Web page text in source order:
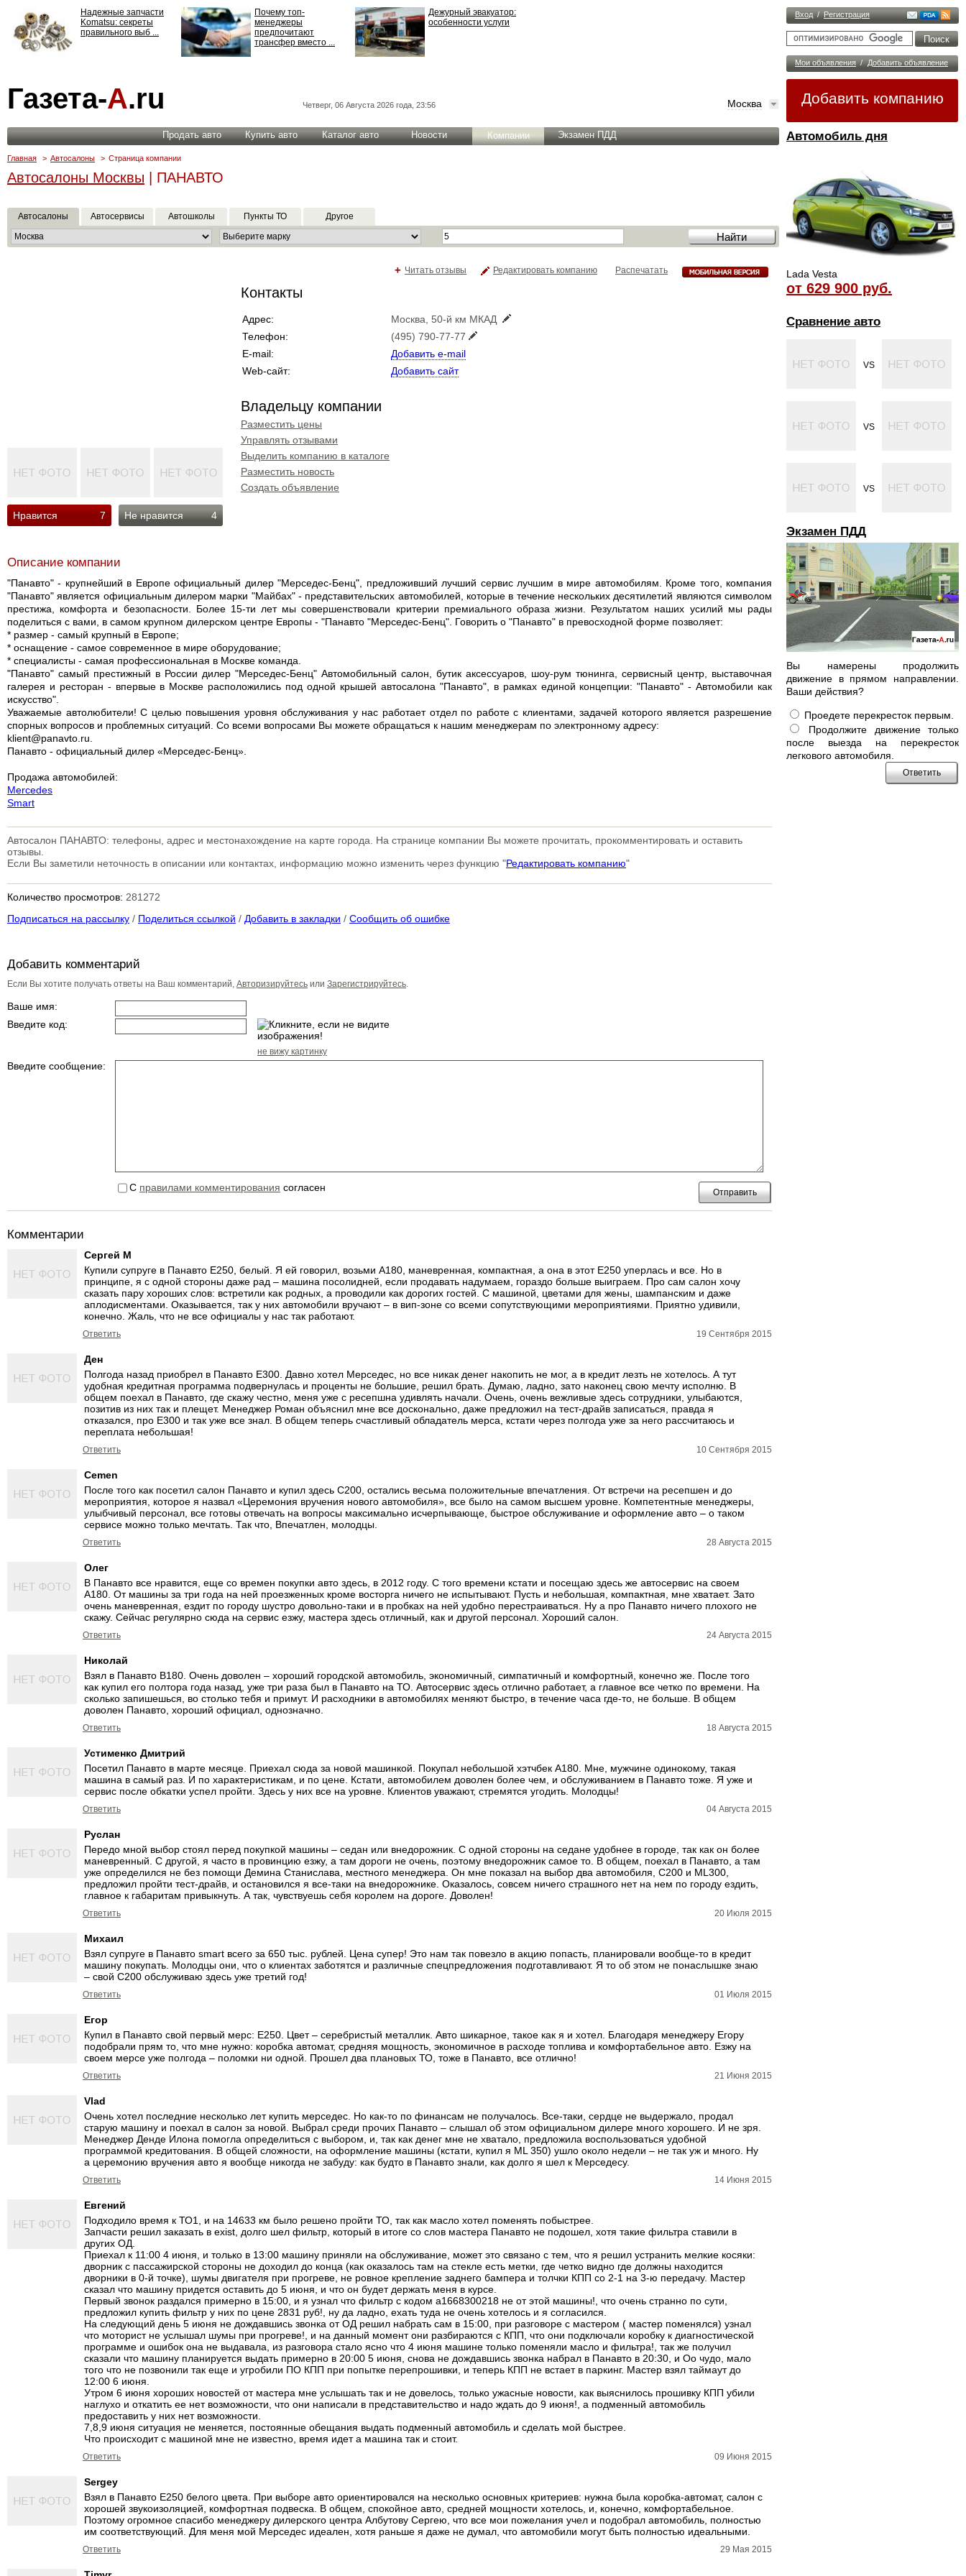
Вход / Регистрация
Мои объявления / Добавить объявление
Добавить компанию
Автомобиль дня
Lada Vesta
от 629 900 руб.
Сравнение авто
VS
VS
VS
Экзамен ПДД
Вы намерены продолжить
движение в прямом направлении.
Ваши действия?
Проедете перекресток первым.
Продолжите движение только
после выезда на перекресток
легкового автомобиля.
Надежные запчасти
Komatsu: секреты
правильного выб ...
Почему топ-
менеджеры
предпочитают
трансфер вместо ...
Дежурный эвакуатор:
особенности услуги
ответственности: все,
что нужно знать ...
Газета-А.ru Четверг, 06 Августа 2026 года, 23:56 Москва
Продать авто Купить авто Каталог авто Новости Компании Экзамен ПДД
Главная > Автосалоны > Страница компании
Автосалоны Москвы | ПАНАВТО
Автосалоны Автосервисы Автошколы Пункты ТО Другое
Распечатать
Редактировать компанию
+ Читать отзывы
Нравится 7 Не нравится 4
Контакты
Адрес:
Москва, 50-й км МКАД
Телефон:
(495) 790-77-77
E-mail:
Добавить e-mail
Web-сайт:
Добавить сайт
Владельцу компании
Разместить цены
Управлять отзывами
Выделить компанию в каталоге
Разместить новость
Создать объявление
Описание компании
"Панавто" - крупнейший в Европе официальный дилер "Мерседес-Бенц", предложивший лучший сервис лучшим в мире автомобилям. Кроме того, компания
"Панавто" является официальным дилером марки "Майбах" - представительских автомобилей, которые в течение нескольких десятилетий являются символом
престижа, комфорта и безопасности. Более 15-ти лет мы совершенствовали критерии премиального образа жизни. Результатом наших усилий мы рады
поделиться с вами, в самом крупном дилерском центре Европы - "Панавто "Мерседес-Бенц". Говорить о "Панавто" в превосходной форме позволяет:
* размер - самый крупный в Европе;
* оснащение - самое современное в мире оборудование;
* специалисты - самая профессиональная в Москве команда.
"Панавто" самый престижный в России дилер "Мерседес-Бенц" Автомобильный салон, бутик аксессуаров, шоу-рум тюнинга, сервисный центр, выставочная
галерея и ресторан - впервые в Москве расположились под одной крышей автосалона "Панавто", в рамках единой концепции: "Панавто" - Автомобили как
искусство".
Уважаемые автолюбители! С целью повышения уровня обслуживания у нас работает отдел по работе с клиентами, задачей которого является разрешение
спорных вопросов и проблемных ситуаций. Со всеми вопросами Вы можете обращаться к нашим менеджерам по электронному адресу:
klient@panavto.ru.
Панавто - официальный дилер «Мерседес-Бенц».
Продажа автомобилей:
Mercedes
Smart
Автосалон ПАНАВТО: телефоны, адрес и местонахождение на карте города. На странице компании Вы можете прочитать, прокомментировать и оставить
отзывы.
Если Вы заметили неточность в описании или контактах, информацию можно изменить через функцию "Редактировать компанию"
Количество просмотров: 281272
Подписаться на рассылку / Поделиться ссылкой / Добавить в закладки / Сообщить об ошибке
Добавить комментарий
Если Вы хотите получать ответы на Ваш комментарий, Авторизируйтесь или Зарегистрируйтесь.
Ваше имя:
Введите код:
не вижу картинку
Введите сообщение:
Отправить
С правилами комментирования согласен
Комментарии
Сергей М
Купили супруге в Панавто Е250, белый. Я ей говорил, возьми А180, маневренная, компактная, а она в этот Е250 уперлась и все. Но в
принципе, я с одной стороны даже рад – машина посолидней, если продавать надумаем, гораздо больше выиграем. Про сам салон хочу
сказать пару хороших слов: встретили как родных, а проводили как дорогих гостей. С машиной, цветами для жены, шампанским и даже
аплодисментами. Оказывается, так у них автомобили вручают – в вип-зоне со всеми сопутствующими мероприятиями. Приятно удивили,
конечно. Жаль, что не все официалы у нас так работают.
Ответить 19 Сентября 2015
Ден
Полгода назад приобрел в Панавто Е300. Давно хотел Мерседес, но все никак денег накопить не мог, а в кредит лезть не хотелось. А тут
удобная кредитная программа подвернулась и проценты не большие, решил брать. Думаю, ладно, зато наконец свою мечту исполню. В
общем поехал в Панавто, где скажу честно, меня уже с ресепшна удивлять начали. Очень, очень вежливые здесь сотрудники, улыбаются,
позитив из них так и плещет. Менеджер Роман объяснил мне все досконально, даже предложил на тест-драйв записаться, правда я
отказался, про Е300 и так уже все знал. В общем теперь счастливый обладатель мерса, кстати через полгода уже за него рассчитаюсь и
переплата небольшая!
Ответить 10 Сентября 2015
Cemen
После того как посетил салон Панавто и купил здесь С200, остались весьма положительные впечатления. От встречи на ресепшен и до
мероприятия, которое я назвал «Церемония вручения нового автомобиля», все было на самом высшем уровне. Компетентные менеджеры,
улыбчивый персонал, все готовы отвечать на вопросы максимально исчерпывающе, быстрое обслуживание и оформление авто – о таком
сервисе можно только мечтать. Так что, Впечатлен, молодцы.
Ответить 28 Августа 2015
Олег
В Панавто все нравится, еще со времен покупки авто здесь, в 2012 году. С того времени кстати и посещаю здесь же автосервис на своем
А180. От машины за три года на ней проезженных кроме восторга ничего не испытывают. Пусть и небольшая, компактная, мне хватает. Зато
очень маневренная, ездит по городу шустро довольно-таки и в пробках на ней удобно перестраиваться. Ну а про Панавто ничего плохого не
скажу. Сейчас регулярно сюда на сервис езжу, мастера здесь отличный, как и другой персонал. Хороший салон.
Ответить 24 Августа 2015
Николай
Взял в Панавто В180. Очень доволен – хороший городской автомобиль, экономичный, симпатичный и комфортный, конечно же. После того
как купил его полтора года назад, уже три раза был в Панавто на ТО. Автосервис здесь отлично работает, а главное все четко по времени. На
сколько запишешься, во столько тебя и примут. И расходники в автомобилях меняют быстро, в течение часа где-то, не больше. В общем
доволен Панавто, хороший официал, однозначно.
Ответить 18 Августа 2015
Устименко Дмитрий
Посетил Панавто в марте месяце. Приехал сюда за новой машинкой. Покупал небольшой хэтчбек А180. Мне, мужчине одинокому, такая
машина в самый раз. И по характеристикам, и по цене. Кстати, автомобилем доволен более чем, и обслуживанием в Панавто тоже. Я уже и
сервис после обкатки успел пройти. Здесь у них все на уровне. Клиентов уважают, стремятся угодить. Молодцы!
Ответить 04 Августа 2015
Руслан
Передо мной выбор стоял перед покупкой машины – седан или внедорожник. С одной стороны на седане удобнее в городе, так как он более
маневренный. С другой, я часто в провинцию езжу, а там дороги не очень, поэтому внедорожник самое то. В общем, поехал в Панавто, а там
уже определился не без помощи Демина Станислава, местного менеджера. Он мне показал на выбор два автомобиля, С200 и ML300,
предложил пройти тест-драйв, и остановился я все-таки на внедорожнике. Оказалось, совсем ничего страшного нет на нем по городу ездить,
главное к габаритам привыкнуть. А так, чувствуешь себя королем на дороге. Доволен!
Ответить 20 Июля 2015
Михаил
Взял супруге в Панавто smart всего за 650 тыс. рублей. Цена супер! Это нам так повезло в акцию попасть, планировали вообще-то в кредит
машину покупать. Молодцы они, что о клиентах заботятся и различные спецпредложения подготавливают. Я то об этом не понаслышке знаю
– свой С200 обслуживаю здесь уже третий год!
Ответить 01 Июля 2015
Eгор
Купил в Панавто свой первый мерс: Е250. Цвет – серебристый металлик. Авто шикарное, такое как я и хотел. Благодаря менеджеру Егору
подобрали прям то, что мне нужно: коробка автомат, средняя мощность, экономичное в расходе топлива и комфортабельное авто. Езжу на
своем мерсе уже полгода – поломки ни одной. Прошел два плановых ТО, тоже в Панавто, все отлично!
Ответить 21 Июня 2015
Vlad
Очень хотел последние несколько лет купить мерседес. Но как-то по финансам не получалось. Все-таки, сердце не выдержало, продал
старую машину и поехал в салон за новой. Выбрал среди прочих Панавто – слышал об этом официальном дилере много хорошего. И не зря.
Менеджер Денде Илона помогла определиться с выбором, и, так как денег мне не хватало, предложила воспользоваться удобной
программой кредитования. В общей сложности, на оформление машины (кстати, купил я ML 350) ушло около недели – не так уж и много. Ну
а церемонию вручения авто я вообще никогда не забуду: как будто в Панавто знали, как долго я шел к Мерседесу.
Ответить 14 Июня 2015
Евгений
Подходило время к ТО1, и на 14633 км было решено пройти ТО, так как масло хотел поменять побыстрее.
Запчасти решил заказать в exist, долго шел фильтр, который в итоге со слов мастера Панавто не подошел, хотя такие фильтра ставили в
других ОД.
Приехал к 11:00 4 июня, и только в 13:00 машину приняли на обслуживание, может это связано с тем, что я решил устранить мелкие косяки:
дворник с пассажирской стороны не доходил до конца (как оказалось там на стекле есть метки, где четко видно где должны находится
дворники в 0-й точке), шумы двигателя при прогреве, не ровное крепление заднего бампера и толчки КПП со 2-1 на 3-ю передачу. Мастер
сказал что машину придется оставить до 5 июня, и что он будет держать меня в курсе.
Первый звонок раздался примерно в 15:00, и я узнал что фильтр с кодом a1668300218 не от этой машины!, что очень странно по сути,
предложил купить фильтр у них по цене 2831 руб!, ну да ладно, ехать туда не очень хотелось и я согласился.
На следующий день 5 июня не дождавшись звонка от ОД решил набрать сам в 15:00, при разговоре с мастером ( мастер поменялся) узнал
что моторист не услышал шумы при прогреве!, и на данный момент они разбираются с КПП, что они подключали коробку к диагностической
программе и ошибок она не выдавала, из разговора стало ясно что 4 июня машине только поменяли масло и фильтра!, так же получил
сказали что машину планируется выдать примерно в 20:00 5 июня, снова не дождавшись звонка набрал в Панавто в 20:30, и Оо чудо, мало
того что не позвонили так еще и угробили ПО КПП при попытке перепрошивки, и теперь КПП не встает в паркинг. Мастер взял таймаут до
12:00 6 июня.
Утром 6 июня хороших новостей от мастера мне услышать так и не довелось, только ужасные новости, как выяснилось прошивку КПП убили
наглухо и откатить ее нет возможности, что они написали в представительство и надо ждать до 9 июня!, а подменный автомобиль
предоставить у них нет возможности.
7,8,9 июня ситуация не меняется, постоянные обещания выдать подменный автомобиль и сделать мой быстрее.
Что происходит с машиной мне не известно, время идет а машина так и стоит.
Ответить 09 Июня 2015
Sergey
Взял в Панавто Е250 белого цвета. При выборе авто ориентировался на несколько основных критериев: нужна была коробка-автомат, салон с
хорошей звукоизоляцией, комфортная подвеска. В общем, спокойное авто, средней мощности хотелось, и, конечно, комфортабельное.
Поэтому огромное спасибо менеджеру дилерского центра Албутову Сергею, что все мои пожелания учел и подобрал автомобиль, полностью
им соответствующий. Для меня мой Мерседес идеален, хотя раньше я даже не думал, что автомобили могут быть полностью идеальными.
Ответить 29 Мая 2015